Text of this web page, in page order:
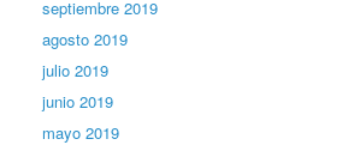
septiembre 2019
agosto 2019
julio 2019
junio 2019
mayo 2019